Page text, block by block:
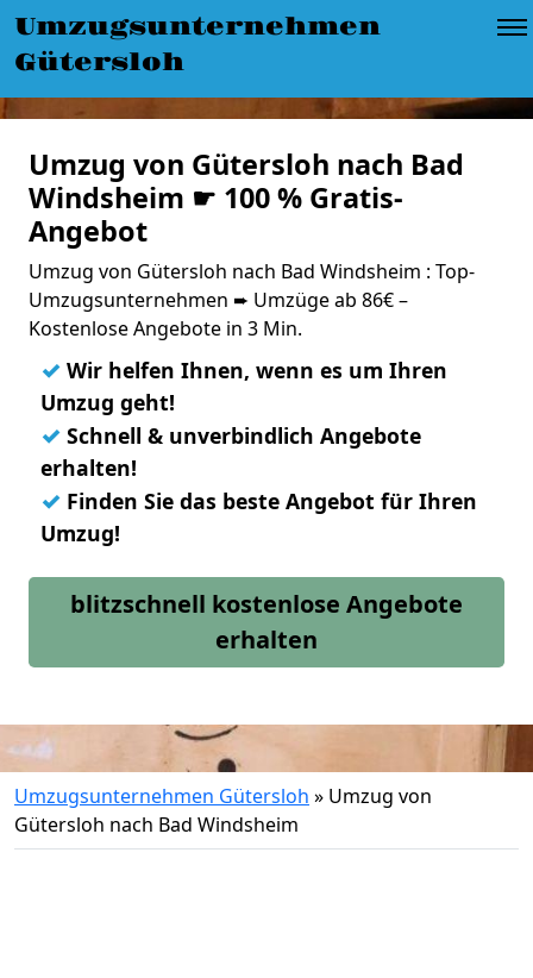
Umzugsunternehmen
Gütersloh
Umzug von Gütersloh nach Bad
Windsheim ☛ 100 % Gratis-
Angebot
Umzug von Gütersloh nach Bad Windsheim : Top-
Umzugsunternehmen ➨ Umzüge ab 86€ –
Kostenlose Angebote in 3 Min.
✓ Wir helfen Ihnen, wenn es um Ihren
Umzug geht!
✓ Schnell & unverbindlich Angebote
erhalten!
✓ Finden Sie das beste Angebot für Ihren
Umzug!
blitzschnell kostenlose Angebote
erhalten
Umzugsunternehmen Gütersloh » Umzug von
Gütersloh nach Bad Windsheim